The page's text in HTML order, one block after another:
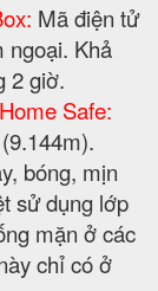
Mã điện tử
ngoại. Khả
2 giờ.
Safe:
bóng, mịn
sử dụng lớp
mặn ở các
chỉ có ở